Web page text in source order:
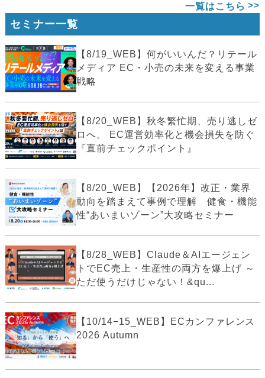
一覧はこちら
セミナー一覧
【8/19_WEB】何がいいんだ？リテール
メディア EC・小売の未来を変える事業
戦略
【8/20_WEB】秋冬繁忙期、売り逃しゼ
ロへ。 EC運営効率化と機会損失を防ぐ
『直前チェックポイント』
【8/20_WEB】【2026年】改正・業界
動向を踏まえて事例で理解 健食・機能
性“あいまいゾーン”大攻略セミナー
【8/28_WEB】Claude＆AIエージェン
トでEC売上・生産性の両方を爆上げ ～
ただ使うだけじゃない！&qu...
【10/14−15_WEB】ECカンファレンス
2026 Autumn